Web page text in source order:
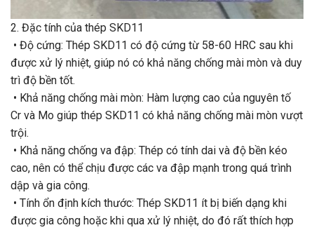
2. Đặc tính của thép SKD11
• Độ cứng: Thép SKD11 có độ cứng từ 58-60 HRC sau khi
được xử lý nhiệt, giúp nó có khả năng chống mài mòn và duy
trì độ bền tốt.
• Khả năng chống mài mòn: Hàm lượng cao của nguyên tố
Cr và Mo giúp thép SKD11 có khả năng chống mài mòn vượt
trội.
• Khả năng chống va đập: Thép có tính dai và độ bền kéo
cao, nên có thể chịu được các va đập mạnh trong quá trình
dập và gia công.
• Tính ổn định kích thước: Thép SKD11 ít bị biến dạng khi
được gia công hoặc khi qua xử lý nhiệt, do đó rất thích hợp